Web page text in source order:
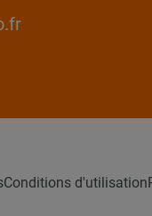
Conditions d'utilisation